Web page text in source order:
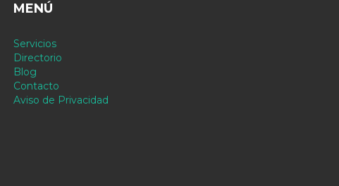
MENÚ
Servicios
Directorio
Blog
Contacto
Aviso de Privacidad